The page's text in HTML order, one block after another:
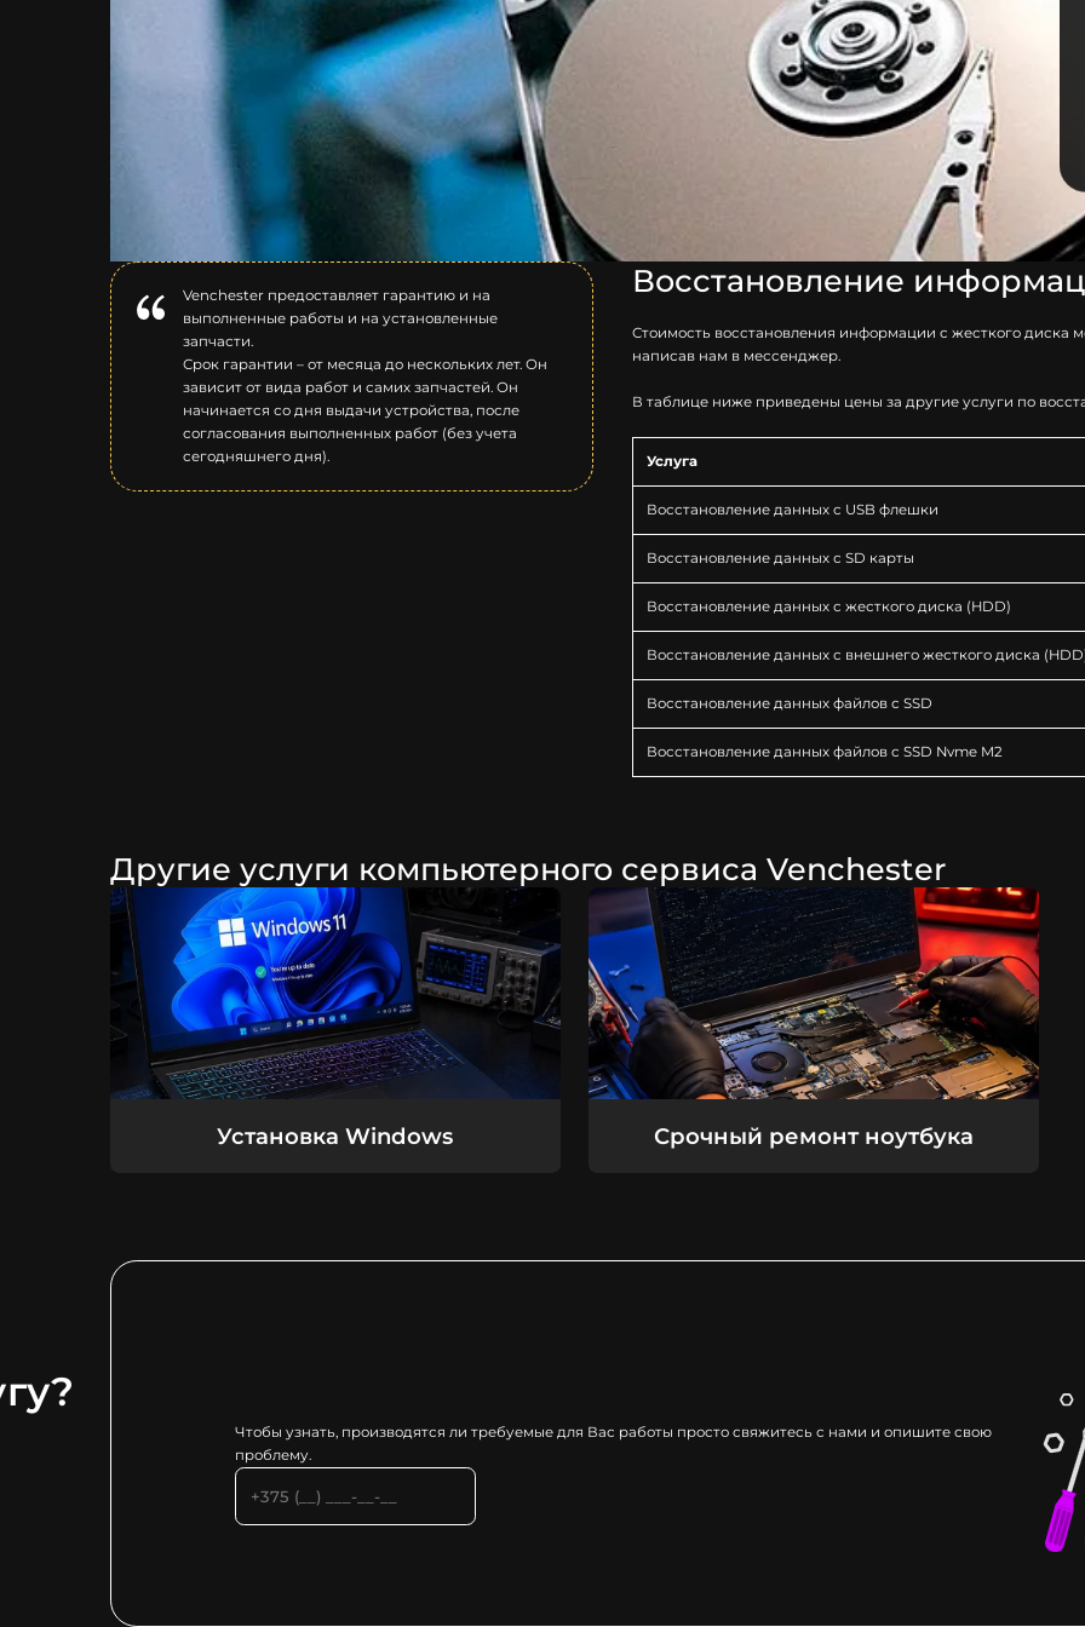
Venchester предоставляет гарантию и на
выполненные работы и на установленные
запчасти.
Срок гарантии – от месяца до нескольких лет. Он
зависит от вида работ и самих запчастей. Он
начинается со дня выдачи устройства, после
согласования выполненных работ (без учета
сегодняшнего дня).
Восстановление
Стоимость восстановления информации с жесткого диска
написав нам в мессенджер.
В таблице ниже приведены цены за другие услуги по
Услуга
Восстановление данных с USB флешки
Восстановление данных с SD карты
Восстановление данных с жесткого диска (HDD)
Восстановление данных с внешнего жесткого диска
Восстановление данных файлов с SSD
Восстановление данных файлов с SSD Nvme M2
Другие услуги компьютерного сервиса Venchester
Установка Windows Срочный ремонт ноутбука
Чтобы узнать, производятся ли требуемые для Вас работы просто свяжитесь с нами и опишите свою
проблему.
Получить консультацию по
или расчет стоимости
Введите свои данные ниже, мы свяжемся с Вами в течение 5 минут для
консультации и ответов на все Ваши вопросы
Заказать звонок
Получить консультацию по
или расчет стоимости
консультации и ответов на все Ваши вопросы
Заказать звонок